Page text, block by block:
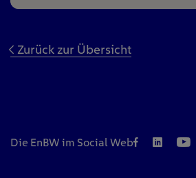
Zurück zur Übersicht
Die EnBW im Social Web